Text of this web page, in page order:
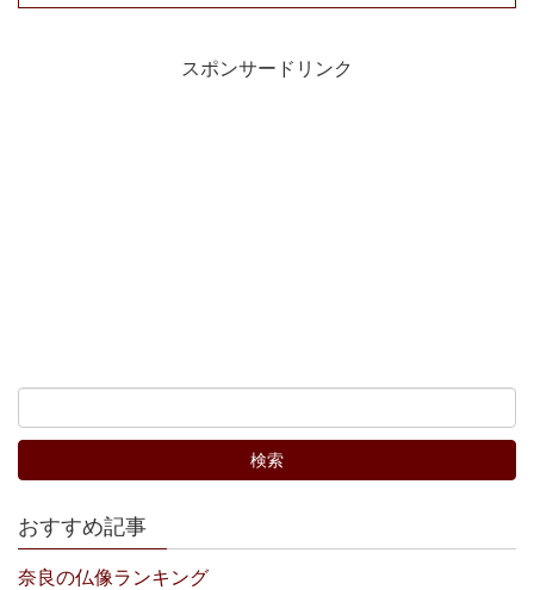
スポンサードリンク
おすすめ記事
奈良の仏像ランキング